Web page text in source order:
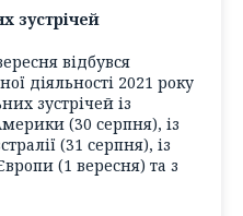
зустрічей
відбувся
діяльності 2021 року
зустрічей із
(30 серпня), із
(31 серпня), із
(1 вересня) та з